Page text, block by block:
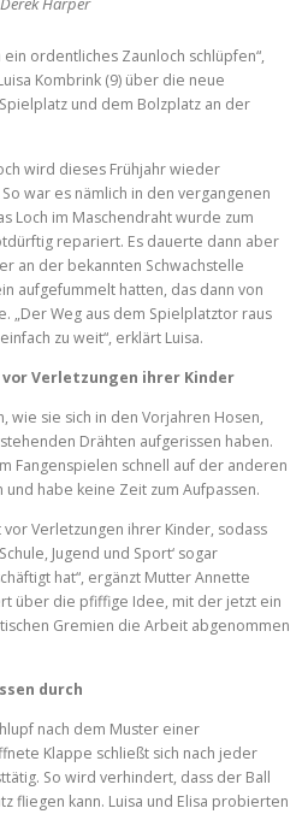
ordentliches Zaunloch schlüpfen“,
Kombrink (9) über die neue
und dem Bolzplatz an der
wird dieses Frühjahr wieder
war es nämlich in den vergangenen
Loch im Maschendraht wurde zum
repariert. Es dauerte dann aber
an der bekannten Schwachstelle
aufgefummelt hatten, das dann von
„Der Weg aus dem Spielplatztor raus
zu weit“, erklärt Luisa.
Verletzungen ihrer Kinder
wie sie sich in den Vorjahren Hosen,
Drähten aufgerissen haben.
Fangenspielen schnell auf der anderen
habe keine Zeit zum Aufpassen.
Verletzungen ihrer Kinder, sodass
Jugend und Sport‘ sogar
hat“, ergänzt Mutter Annette
über die pfiffige Idee, mit der jetzt ein
Gremien die Arbeit abgenommen
durch
nach dem Muster einer
Klappe schließt sich nach jeder
So wird verhindert, dass der Ball
fliegen kann. Luisa und Elisa probierten